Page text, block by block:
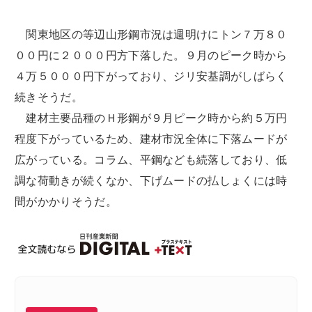
関東地区の等辺山形鋼市況は週明けにトン７万８０
００円に２０００円方下落した。９月のピーク時から
４万５０００円下がっており、ジリ安基調がしばらく
続きそうだ。
建材主要品種のＨ形鋼が９月ピーク時から約５万円
程度下がっているため、建材市況全体に下落ムードが
広がっている。コラム、平鋼なども続落しており、低
調な荷動きが続くなか、下げムードの払しょくには時
間がかかりそうだ。